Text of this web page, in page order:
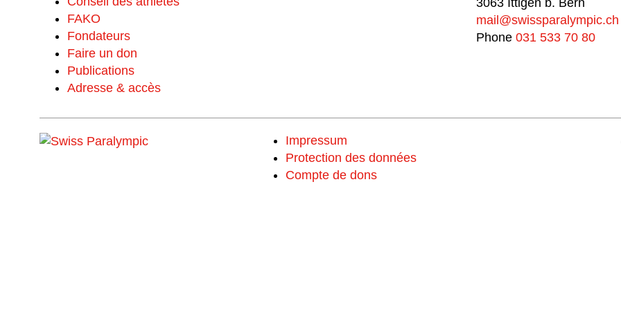
FAKO
Fondateurs
Faire un don
Publications
Adresse & accès
mail@swissparalympic.ch
Phone 031 533 70 80
Impressum
Protection des données
Compte de dons